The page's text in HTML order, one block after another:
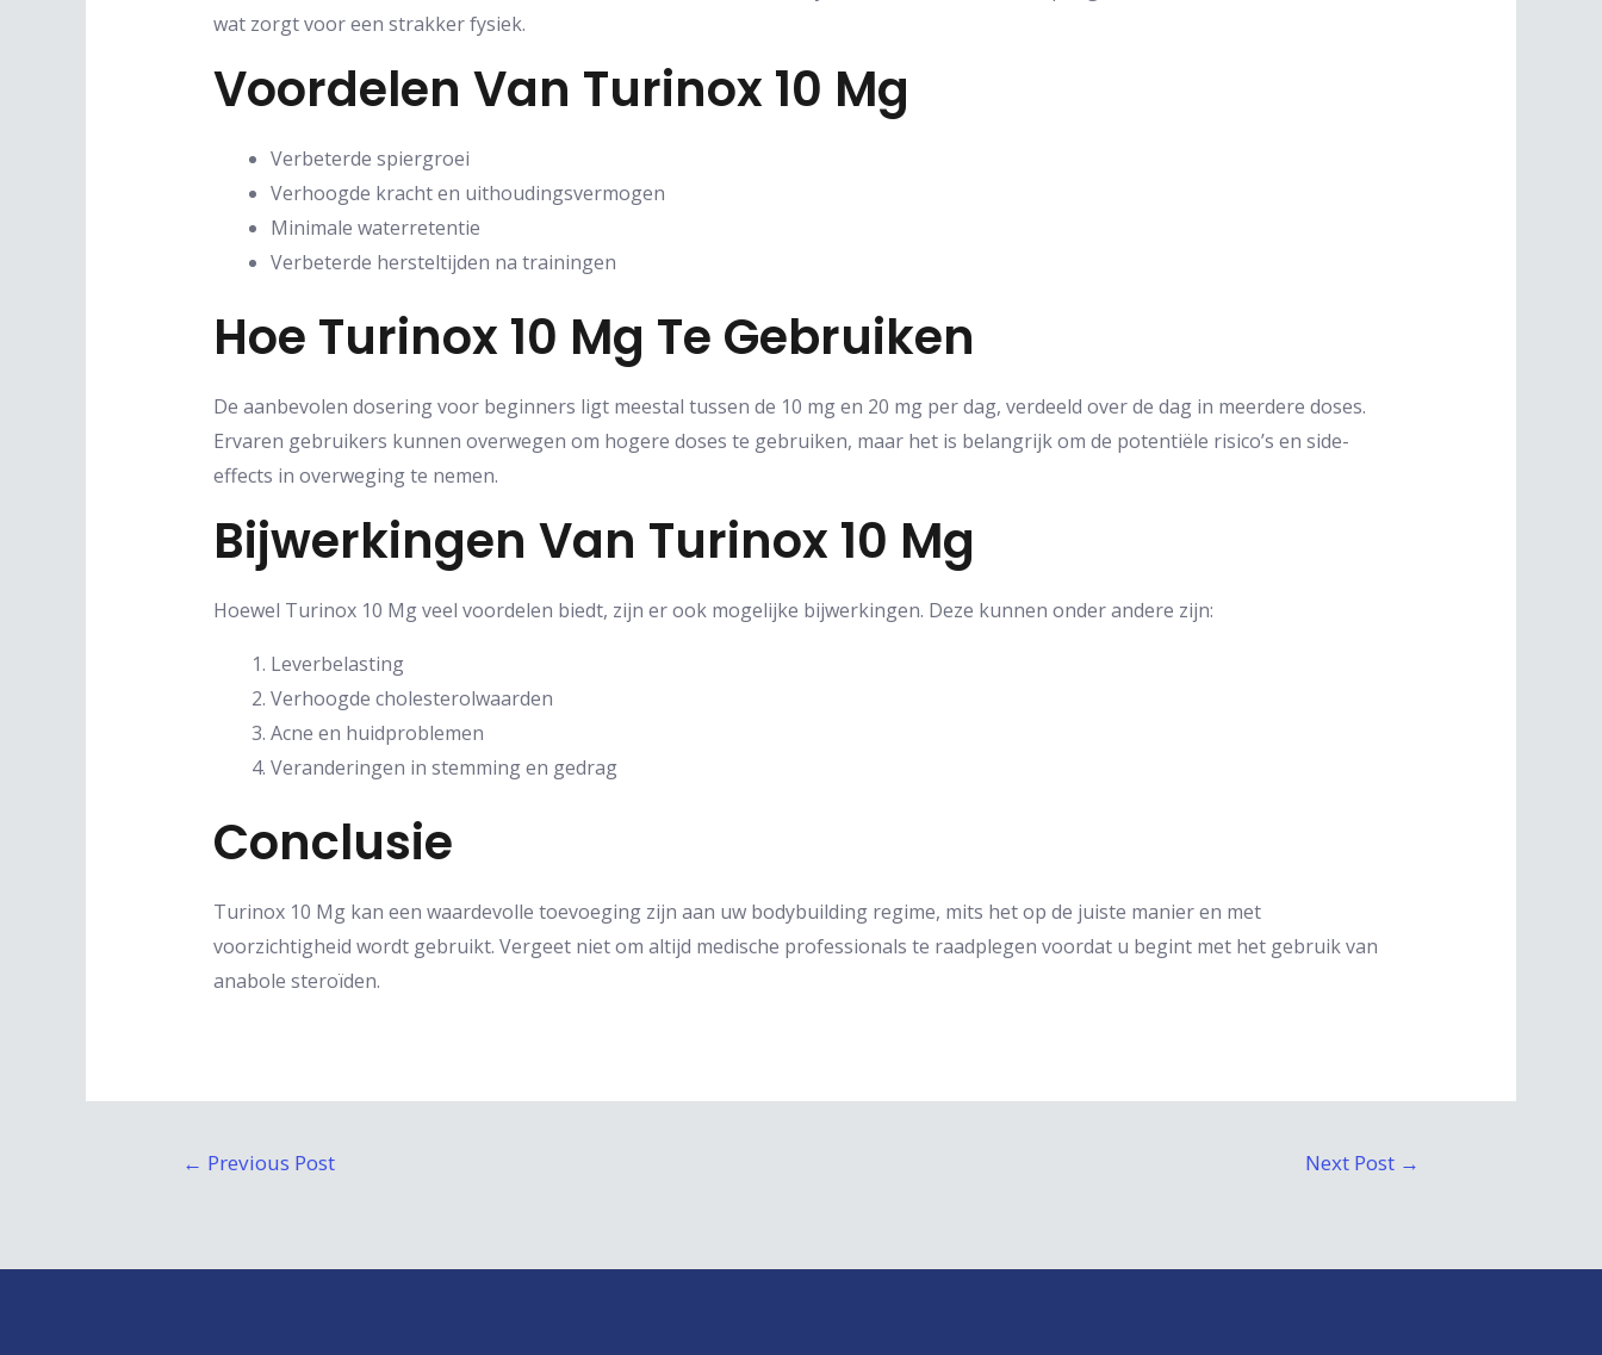
wat zorgt voor een strakker fysiek.
Voordelen Van Turinox 10 Mg
Verbeterde spiergroei
Verhoogde kracht en uithoudingsvermogen
Minimale waterretentie
Verbeterde hersteltijden na trainingen
Hoe Turinox 10 Mg Te Gebruiken
De aanbevolen dosering voor beginners ligt meestal tussen de 10 mg en 20 mg per dag, verdeeld over de dag in meerdere doses.
Ervaren gebruikers kunnen overwegen om hogere doses te gebruiken, maar het is belangrijk om de potentiële risico’s en side-
effects in overweging te nemen.
Bijwerkingen Van Turinox 10 Mg
Hoewel Turinox 10 Mg veel voordelen biedt, zijn er ook mogelijke bijwerkingen. Deze kunnen onder andere zijn:
Leverbelasting
Verhoogde cholesterolwaarden
Acne en huidproblemen
Veranderingen in stemming en gedrag
Conclusie
Turinox 10 Mg kan een waardevolle toevoeging zijn aan uw bodybuilding regime, mits het op de juiste manier en met
voorzichtigheid wordt gebruikt. Vergeet niet om altijd medische professionals te raadplegen voordat u begint met het gebruik van
anabole steroïden.
← Previous Post Next Post →